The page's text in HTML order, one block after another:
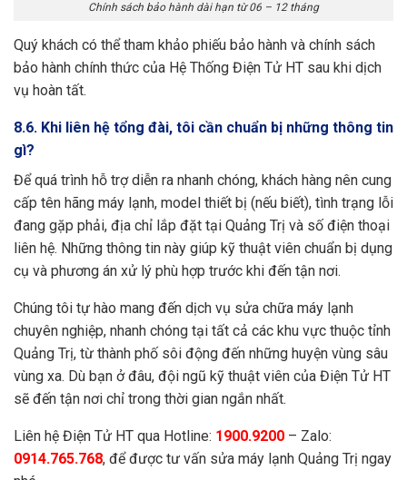
Chính sách bảo hành dài hạn từ 06 – 12 tháng
Quý khách có thể tham khảo phiếu bảo hành và chính sách
bảo hành chính thức của Hệ Thống Điện Tử HT sau khi dịch
vụ hoàn tất.
8.6. Khi liên hệ tổng đài, tôi cần chuẩn bị những thông tin
gì?
Để quá trình hỗ trợ diễn ra nhanh chóng, khách hàng nên cung
cấp tên hãng máy lạnh, model thiết bị (nếu biết), tình trạng lỗi
đang gặp phải, địa chỉ lắp đặt tại Quảng Trị và số điện thoại
liên hệ. Những thông tin này giúp kỹ thuật viên chuẩn bị dụng
cụ và phương án xử lý phù hợp trước khi đến tận nơi.
Chúng tôi tự hào mang đến dịch vụ sửa chữa máy lạnh
chuyên nghiệp, nhanh chóng tại tất cả các khu vực thuộc tỉnh
Quảng Trị, từ thành phố sôi động đến những huyện vùng sâu
vùng xa. Dù bạn ở đâu, đội ngũ kỹ thuật viên của Điện Tử HT
sẽ đến tận nơi chỉ trong thời gian ngắn nhất.
Liên hệ Điện Tử HT qua Hotline: 1900.9200 – Zalo:
0914.765.768, để được tư vấn sửa máy lạnh Quảng Trị ngay